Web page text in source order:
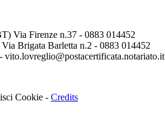
Via Firenze n.37 - 0883 014452
Brigata Barletta n.2 - 0883 014452
Cookie - Credits